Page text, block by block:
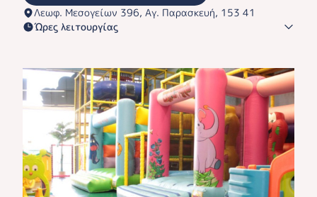
Λεωφ. Μεσογείων 396, Αγ. Παρασκευή, 153 41
Ώρες λειτουργίας